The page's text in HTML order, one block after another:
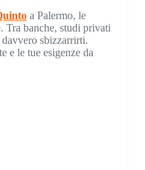
a Palermo, le
Tra banche, studi privati
sbizzarrirti.
e le tue esigenze da